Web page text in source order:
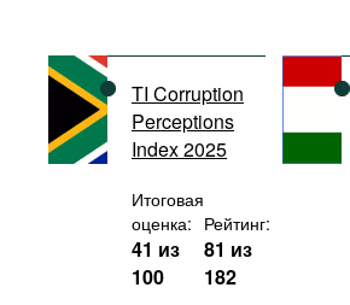
Документы международных
организаций
Фильмы
Подкасты
Книжная полка
TI Corruption
Perceptions
Index 2025
Итоговая
оценка:
41 из
100
Рейтинг:
81 из
182